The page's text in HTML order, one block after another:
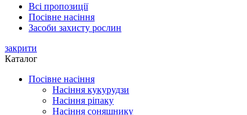
Всі пропозиції
Посівне насіння
Засоби захисту рослин
закрити
Каталог
Посівне насіння
Насіння кукурудзи
Насіння ріпаку
Насіння соняшнику